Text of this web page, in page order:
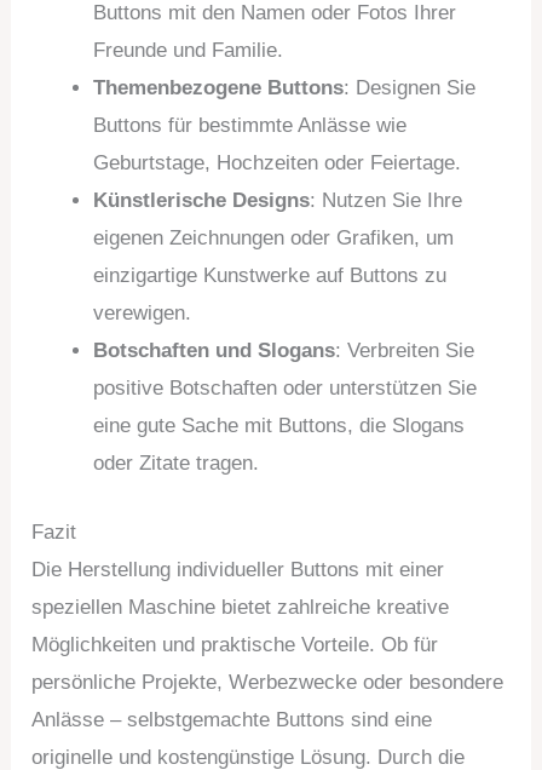
Buttons mit den Namen oder Fotos Ihrer
Freunde und Familie.
Themenbezogene Buttons: Designen Sie
Buttons für bestimmte Anlässe wie
Geburtstage, Hochzeiten oder Feiertage.
Künstlerische Designs: Nutzen Sie Ihre
eigenen Zeichnungen oder Grafiken, um
einzigartige Kunstwerke auf Buttons zu
verewigen.
Botschaften und Slogans: Verbreiten Sie
positive Botschaften oder unterstützen Sie
eine gute Sache mit Buttons, die Slogans
oder Zitate tragen.
Fazit
Die Herstellung individueller Buttons mit einer
speziellen Maschine bietet zahlreiche kreative
Möglichkeiten und praktische Vorteile. Ob für
persönliche Projekte, Werbezwecke oder besondere
Anlässe – selbstgemachte Buttons sind eine
originelle und kostengünstige Lösung. Durch die